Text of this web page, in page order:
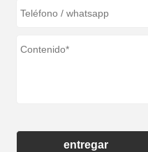
entregar